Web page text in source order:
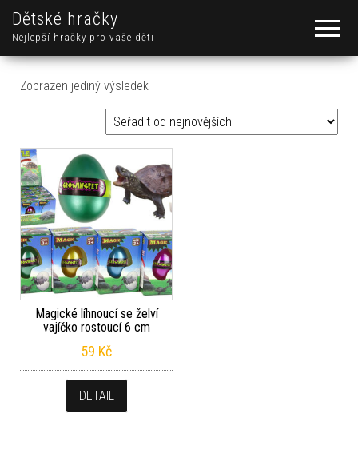
Dětské hračky
Nejlepší hračky pro vaše děti
Zobrazen jediný výsledek
Magické líhnoucí se želví
vajíčko rostoucí 6 cm
59 Kč
DETAIL